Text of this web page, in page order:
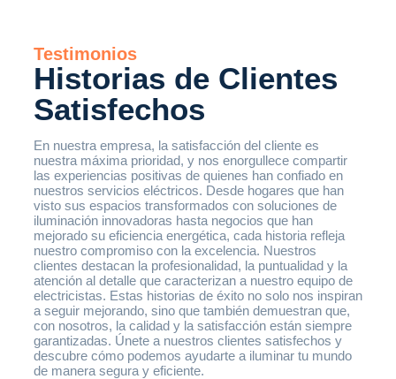
Testimonios
Historias de Clientes
Satisfechos
En nuestra empresa, la satisfacción del cliente es
nuestra máxima prioridad, y nos enorgullece compartir
las experiencias positivas de quienes han confiado en
nuestros servicios eléctricos. Desde hogares que han
visto sus espacios transformados con soluciones de
iluminación innovadoras hasta negocios que han
mejorado su eficiencia energética, cada historia refleja
nuestro compromiso con la excelencia. Nuestros
clientes destacan la profesionalidad, la puntualidad y la
atención al detalle que caracterizan a nuestro equipo de
electricistas. Estas historias de éxito no solo nos inspiran
a seguir mejorando, sino que también demuestran que,
con nosotros, la calidad y la satisfacción están siempre
garantizadas. Únete a nuestros clientes satisfechos y
descubre cómo podemos ayudarte a iluminar tu mundo
de manera segura y eficiente.